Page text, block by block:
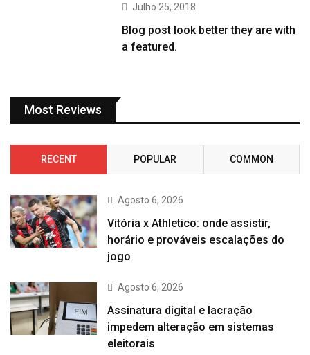
Julho 25, 2018
Blog post look better they are with
a featured.
Most Reviews
RECENT POPULAR COMMON
Agosto 6, 2026
Vitória x Athletico: onde assistir,
horário e prováveis escalações do
jogo
Agosto 6, 2026
Assinatura digital e lacração
impedem alteração em sistemas
eleitorais